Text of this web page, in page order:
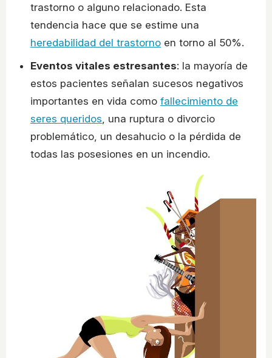
trastorno o alguno relacionado. Esta
tendencia hace que se estime una
heredabilidad del trastorno en torno al 50%.
Eventos vitales estresantes: la mayoría de
estos pacientes señalan sucesos negativos
importantes en vida como fallecimiento de
seres queridos , una ruptura o divorcio
problemático, un desahucio o la pérdida de
todas las posesiones en un incendio.